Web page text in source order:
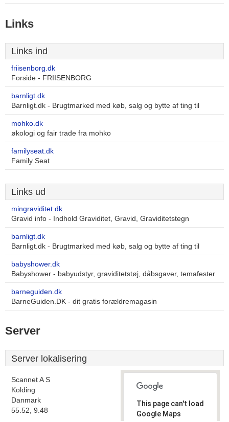
Links
Links ind
friisenborg.dk
Forside - FRIISENBORG
barnligt.dk
Barnligt.dk - Brugtmarked med køb, salg og bytte af ting til
mohko.dk
økologi og fair trade fra mohko
familyseat.dk
Family Seat
Links ud
mingraviditet.dk
Gravid info - Indhold Graviditet, Gravid, Graviditetstegn
barnligt.dk
Barnligt.dk - Brugtmarked med køb, salg og bytte af ting til
babyshower.dk
Babyshower - babyudstyr, graviditetstøj, dåbsgaver, temafester
barneguiden.dk
BarneGuiden.DK - dit gratis forældremagasin
Server
Server lokalisering
Scannet A S
Kolding
Danmark
55.52, 9.48
This page can't load
Google Maps